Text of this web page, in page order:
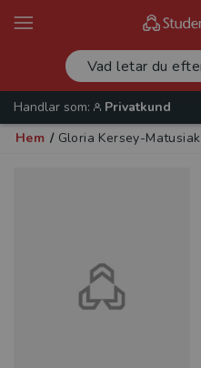
Handlar som:
Privatkund
Hem / Gloria Kersey-Matusiak